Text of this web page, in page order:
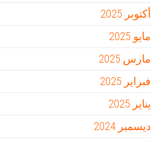
أكتوبر 2025
مايو 2025
مارس 2025
فبراير 2025
يناير 2025
ديسمبر 2024